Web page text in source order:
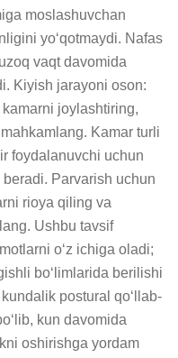
moslashuvchan
yoʻqotmaydi. Nafas
vaqt davomida
Kiyish jarayoni oson:
joylashtiring,
Kamar turli
foydalanuvchi uchun
Parvarish uchun
rioya qiling va
Ushbu tavsif
oʻz ichiga oladi;
bo‘limlarida berilishi
postural qoʻllab-
kun davomida
oshirishga yordam